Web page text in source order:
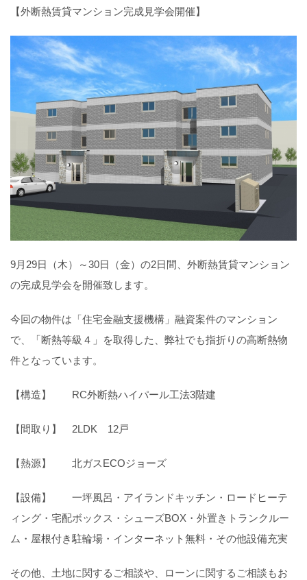
【外断熱賃貸マンション完成見学会開催】
9月29日（木）～30日（金）の2日間、外断熱賃貸マンション
の完成見学会を開催致します。
今回の物件は「住宅金融支援機構」融資案件のマンション
で、「断熱等級４」を取得した、弊社でも指折りの高断熱物
件となっています。
【構造】 RC外断熱ハイパール工法3階建
【間取り】 2LDK 12戸
【熱源】 北ガスECOジョーズ
【設備】 一坪風呂・アイランドキッチン・ロードヒーテ
ィング・宅配ボックス・シューズBOX・外置きトランクルー
ム・屋根付き駐輪場・インターネット無料・その他設備充実
その他、土地に関するご相談や、ローンに関するご相談もお